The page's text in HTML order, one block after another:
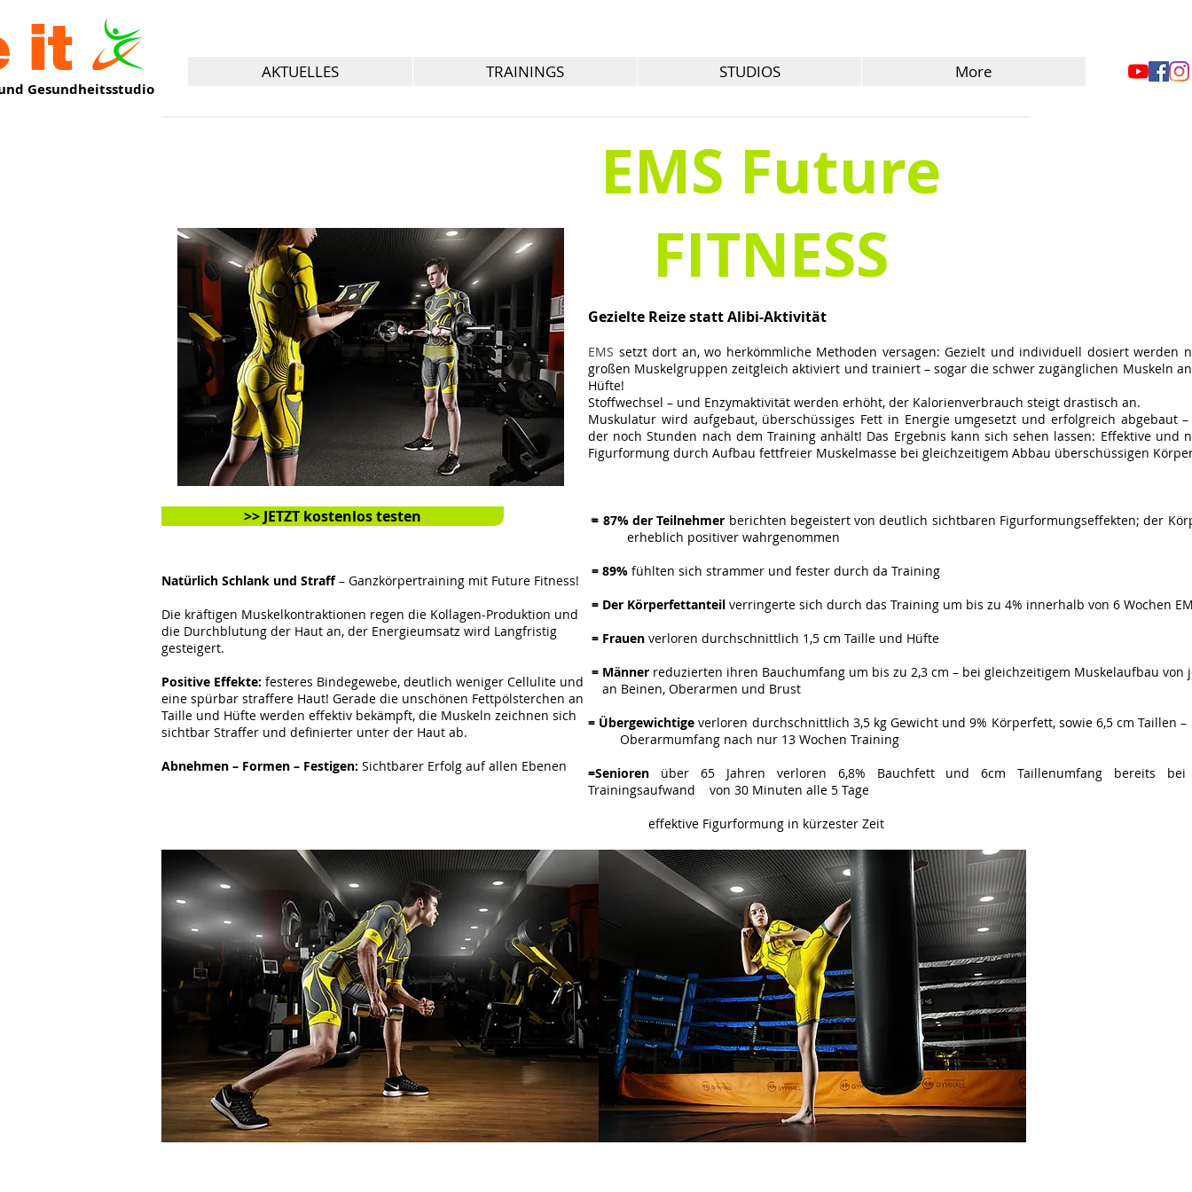
Gesundheitsstudio
AKTUELLES TRAININGS STUDIOS More
EMS Future
FITNESS
Natürlich Schlank und Straff– Ganzkörpertraining mit Future Fitness!
Die kräftigen Muskelkontraktionen regen die Kollagen-Produktion und
die Durchblutung der Haut an, der Energieumsatz wird Langfristig
gesteigert.
Positive Effekte: festeres Bindegewebe, deutlich weniger Cellulite und
eine spürbar straffere Haut! Gerade die unschönen Fettpölsterchen an
Taille und Hüfte werden effektiv bekämpft, die Muskeln zeichnen sich
sichtbar Straffer und definierter unter der Haut ab.
Abnehmen – Formen – Festigen: Sichtbarer Erfolg auf allen Ebenen
Gezielte Reize statt Alibi-Aktivität
EMS setzt dort an, wo herkömmliche Methoden versagen: Gezielt und individuell dosiert werden
großen Muskelgruppen zeitgleich aktiviert und trainiert – sogar die schwer zugänglichen Muskeln
Hüfte!
Stoffwechsel – und Enzymaktivität werden erhöht, der Kalorienverbrauch steigt drastisch an.
Muskulatur wird aufgebaut, überschüssiges Fett in Energie umgesetzt und erfolgreich abgebaut
der noch Stunden nach dem Training anhält! Das Ergebnis kann sich sehen lassen: Effektive und
Figurformung durch Aufbau fettfreier Muskelmasse bei gleichzeitigem Abbau überschüssigen
= 87% der Teilnehmer berichten begeistert von deutlich sichtbaren Figurformungseffekten; der
erheblich positiver wahrgenommen
= 89% fühlten sich strammer und fester durch da Training
= Der Körperfettanteil verringerte sich durch das Training um bis zu 4% innerhalb von 6 Wochen
= Frauen verloren durchschnittlich 1,5 cm Taille und Hüfte
= Männer reduzierten ihren Bauchumfang um bis zu 2,3 cm – bei gleichzeitigem Muskelaufbau von
an Beinen, Oberarmen und Brust
= Übergewichtige verloren durchschnittlich 3,5 kg Gewicht und 9% Körperfett, sowie 6,5 cm Taillen
Oberarmumfang nach nur 13 Wochen Training
=Senioren über 65 Jahren verloren 6,8% Bauchfett und 6cm Taillenumfang bereits bei
Trainingsaufwand von 30 Minuten alle 5 Tage
effektive Figurformung in kürzester Zeit
>> JETZT kostenlos testen